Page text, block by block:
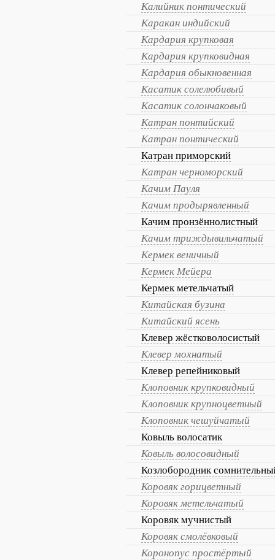
Калийник понтический
Каракан индийский
Кардария крупковая
Кардария крупковидная
Кардария обыкновенная
Касатик солелюбивый
Касатик солончаковый
Катран понтийский
Катран понтический
Катран приморский
Катран черноморский
Качим Пауля
Качим продырявленный
Качим пронзённолистный
Качим триждывильчатый
Кермек веничный
Кермек Мейера
Кермек метельчатый
Китайская бузина
Китайский ясень
Клевер жёстковолосистый
Клевер мохнатый
Клевер репейниковый
Клоповник крупковидный
Клоповник крупноцветный
Клоповник чешуйчатый
Ковыль волосатик
Ковыль волосовидный
Козлобородник
Коровяк горицветный
Коровяк метельчатый
Коровяк мучнистый
Коровяк смолёвковый
Коронопус простёртый